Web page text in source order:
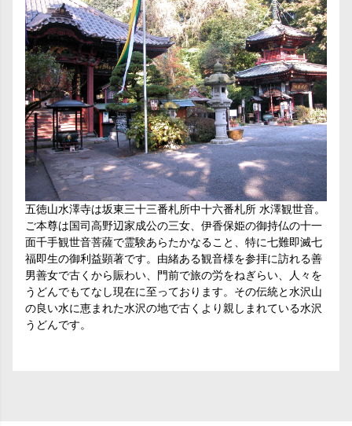
五徳山水澤寺は坂東三十三番札所中十六番札所 水澤観世音。
ご本尊は国司高野辺家成公の三女、伊香保姫の御持仏の十一
面千手観世音菩薩で霊験あらたかなること、特に七難即滅七
福即生の御利益顕著です。由緒ある観音様を参拝に訪れる善
男善女で古くから賑わい、門前で旅の労をねぎらい、人々を
うどんでもてなし現在に至っております。その伝統と水沢山
の良い水に恵まれた水沢の地で古くより親しまれている水沢
うどんです。